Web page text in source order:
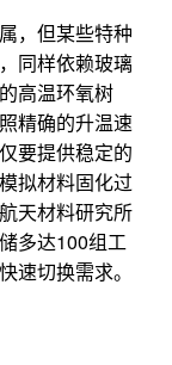
，但某些特种
同样依赖玻璃
高温环氧树
精确的升温速
要提供稳定的
拟材料固化过
天材料研究所
多达100组工
速切换需求。